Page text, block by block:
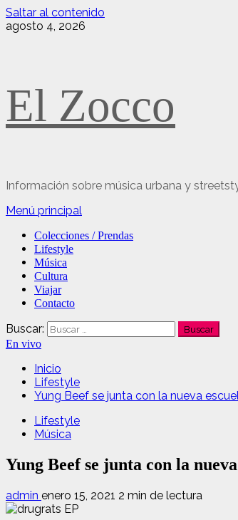
Saltar al contenido
agosto 4, 2026
El Zocco
Información sobre música urbana y
Menú principal
Colecciones / Prendas
Lifestyle
Música
Cultura
Viajar
Contacto
Buscar:
En vivo
Inicio
Lifestyle
Yung Beef se junta con la nueva
Lifestyle
Música
Yung Beef se junta con la
admin enero 15, 2021 2 min de lectura